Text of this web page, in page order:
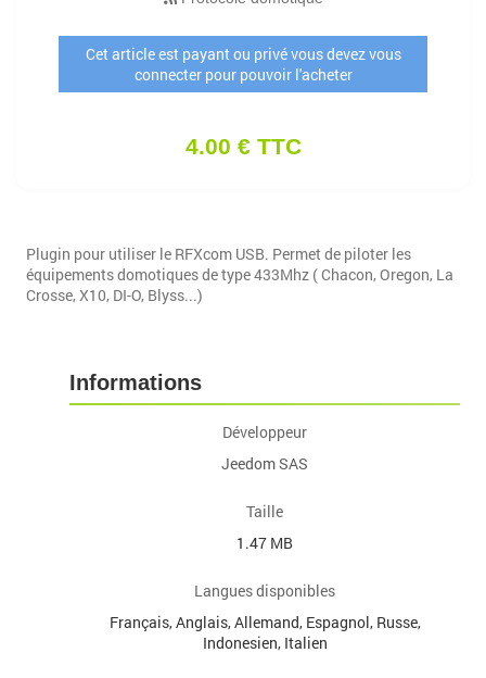
Cet article est payant ou privé vous devez vous
connecter pour pouvoir l'acheter
4.00 € TTC
Plugin pour utiliser le RFXcom USB. Permet de piloter les
équipements domotiques de type 433Mhz ( Chacon, Oregon, La
Crosse, X10, DI-O, Blyss...)
Informations
Développeur
Jeedom SAS
Taille
1.47 MB
Langues disponibles
Français, Anglais, Allemand, Espagnol, Russe,
Indonesien, Italien